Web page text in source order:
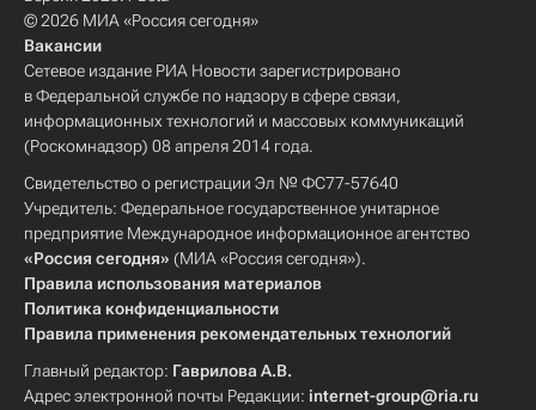
© 2026 МИА «Россия сегодня»
Вакансии
Сетевое издание РИА Новости зарегистрировано
в Федеральной службе по надзору в сфере связи,
информационных технологий и массовых коммуникаций
(Роскомнадзор) 08 апреля 2014 года.
Свидетельство о регистрации Эл № ФС77-57640
Учредитель: Федеральное государственное унитарное
предприятие Международное информационное агентство
«Россия сегодня» (МИА «Россия сегодня»).
Правила использования материалов
Политика конфиденциальности
Правила применения рекомендательных технологий
Главный редактор: Гаврилова А.В.
Адрес электронной почты Редакции: internet-group@ria.ru